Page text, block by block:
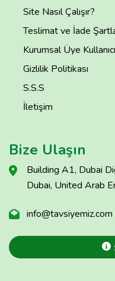
Site Nasıl Çalışır?
Teslimat ve İade
Kurumsal Üye
Gizlilik Politikası
S.S.S
İletişim
Bize Ulaşın
Building A1, Dubai
Dubai, United Arab
info@tavsiyemiz.com